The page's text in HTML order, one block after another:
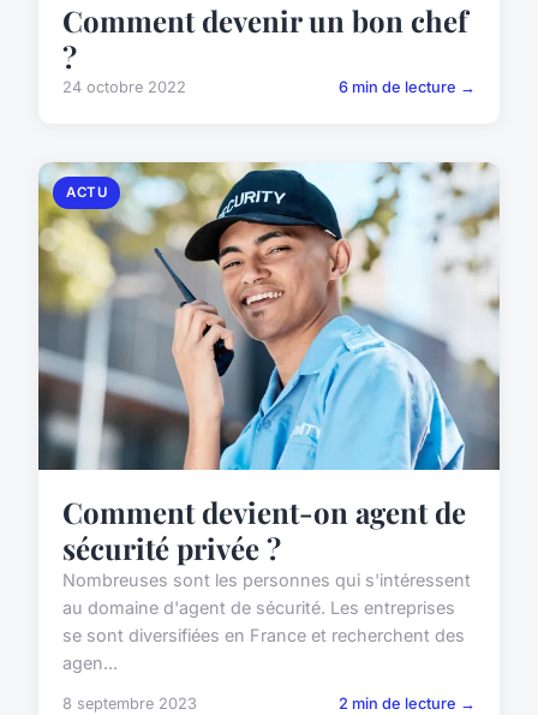
Comment devenir un bon chef
?
24 octobre 2022 6 min de lecture →
ACTU
Comment devient-on agent de
sécurité privée ?
Nombreuses sont les personnes qui s'intéressent
au domaine d'agent de sécurité. Les entreprises
se sont diversifiées en France et recherchent des
agen...
8 septembre 2023 2 min de lecture →